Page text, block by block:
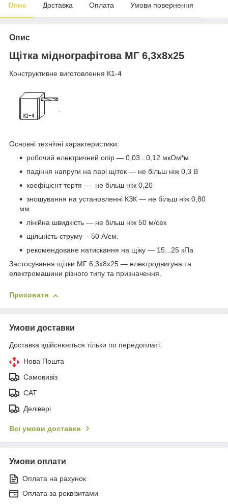
Опис Доставка Оплата Умови повернення
Опис
Щітка міднографітова МГ 6,3х8х25
Конструктивне виготовлення К1-4
Основні технічні характеристики:
робочий електричний опір — 0,03...0,12 мкОм*м
падіння напруги на парі щіток — не більш ніж 0,3 В
коефіцієнт тертя — не більш ніж 0,20
зношування на установленні КЗК — не більш ніж 0,80
мм
лінійна швидкість — не більш ніж 50 м/сек
щільність струму - 50 А/см.
рекомендоване натискання на щіку — 15...25 кПа
Застосування щітки МГ 6,3х8х25 — електродвигуна та
електромашини різного типу та призначення.
Приховати
Умови доставки
Доставка здійснюється тільки по передоплаті.
Нова Пошта
Самовивіз
САТ
Делівері
Всі умови доставки
Умови оплати
Оплата на рахунок
Оплата за реквізитами